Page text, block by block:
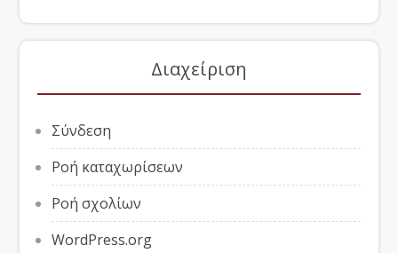
Διαχείριση
Σύνδεση
Ροή καταχωρίσεων
Ροή σχολίων
WordPress.org